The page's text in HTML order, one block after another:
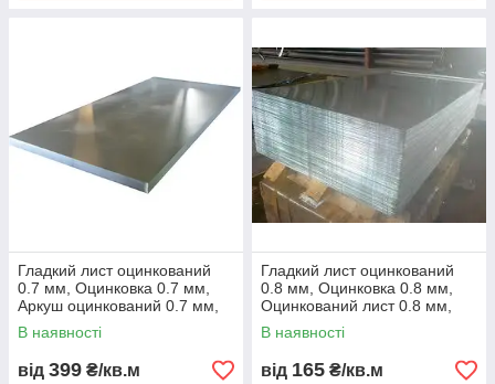
Гладкий лист оцинкований
0.7 мм, Оцинковка 0.7 мм,
Аркуш оцинкований 0.7 мм,
Жина оцинкована 0.7 мм,
В наявності
від 399 ₴/кв.м
Гладкий лист оцинкований
0.8 мм, Оцинковка 0.8 мм,
Оцинкований лист 0.8 мм,
Жина оцинкована 0.8 мм,
В наявності
від 165 ₴/кв.м